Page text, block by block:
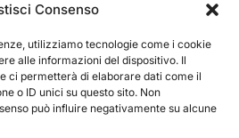
Consenso
utilizziamo tecnologie come i cookie
alle informazioni del dispositivo. Il
ci permetterà di elaborare dati come il
o ID unici su questo sito. Non
può influire negativamente su alcune
Cerca